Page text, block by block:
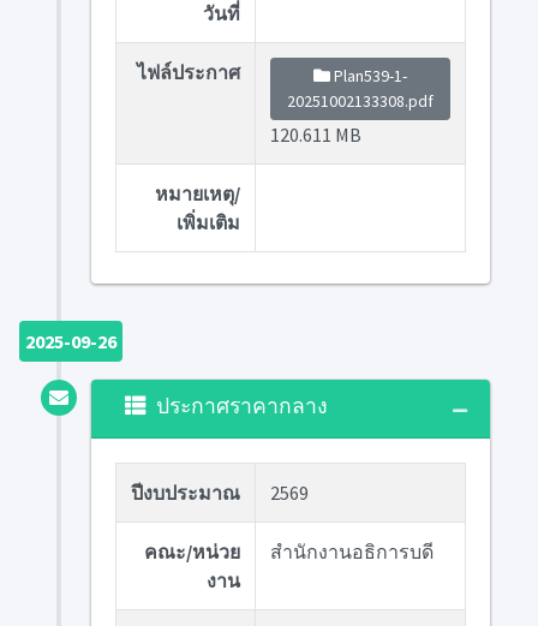
วันที่
ไฟล์ประกาศ
Plan539-1-
20251002133308.pdf
120.611 MB
หมายเหตุ/
เพิ่มเติม
2025-09-26
ประกาศราคากลาง
ปีงบประมาณ 2569
คณะ/หน่วย
งาน
สำนักงานอธิการบดี